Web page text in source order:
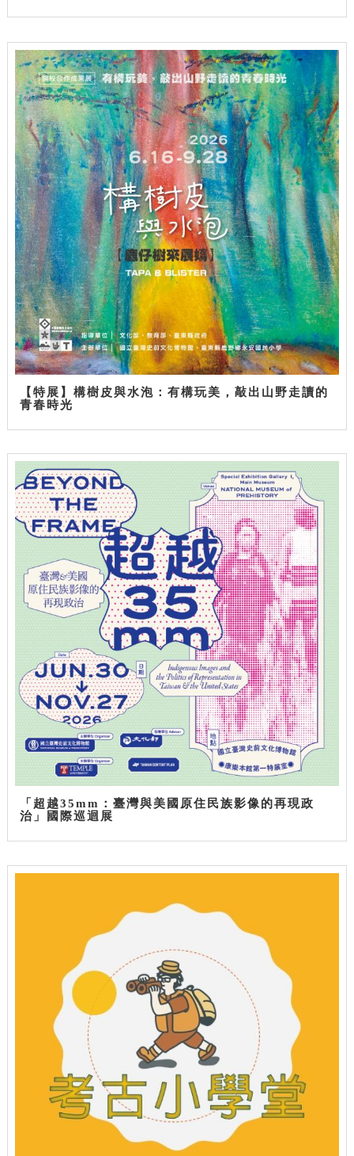
【特展】構樹皮與水泡：有構玩美，敲出山野走讀的
青春時光
「超越35mm：臺灣與美國原住民族影像的再現政
治」國際巡迴展